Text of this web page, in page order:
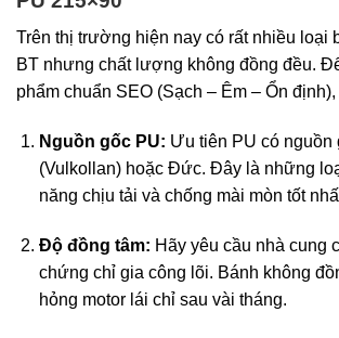
Trên thị trường hiện nay có rất nhiều loại
BT nhưng chất lượng không đồng đều.
phẩm chuẩn SEO (Sạch – Êm – Ổn
Nguồn gốc PU: Ưu tiên PU có nguồn
(Vulkollan) hoặc Đức. Đây là những
năng chịu tải và chống mài mòn tốt
Độ đồng tâm: Hãy yêu cầu nhà cung
chứng chỉ gia công lõi. Bánh không
hỏng motor lái chỉ sau vài tháng.